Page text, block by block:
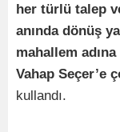
her türlü talep
anında dönüş
mahallem adına
Vahap Seçer’e
kullandı.